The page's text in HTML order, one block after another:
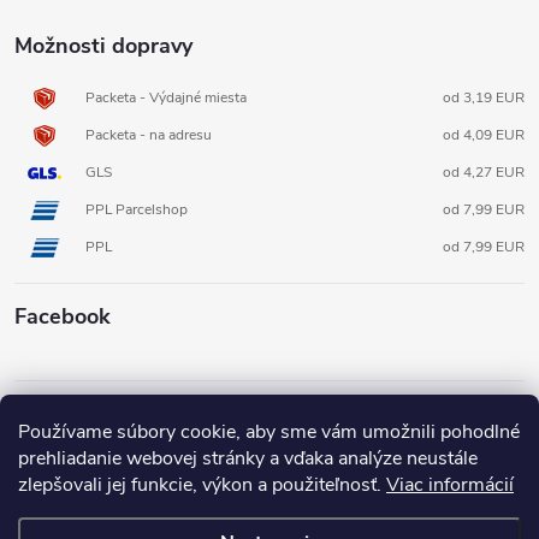
Používame súbory cookie, aby sme vám umožnili pohodlné
prehliadanie webovej stránky a vďaka analýze neustále
zlepšovali jej funkcie, výkon a použiteľnosť. Viac informácií
Možnosti dopravy
Packeta - Výdajné miesta
od 3,19 EUR
Packeta - na adresu
od 4,09 EUR
GLS
od 4,27 EUR
PPL Parcelshop
od 7,99 EUR
PPL
od 7,99 EUR
Facebook